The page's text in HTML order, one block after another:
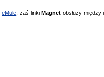
eMule , zaś linkiMagnet obsłuży